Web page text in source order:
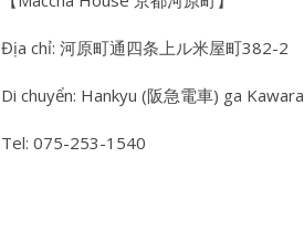
Địa chỉ: 河原町通四条上ル米屋町382-2
Di chuyển: Hankyu (阪急電車) ga
Tel: 075-253-1540